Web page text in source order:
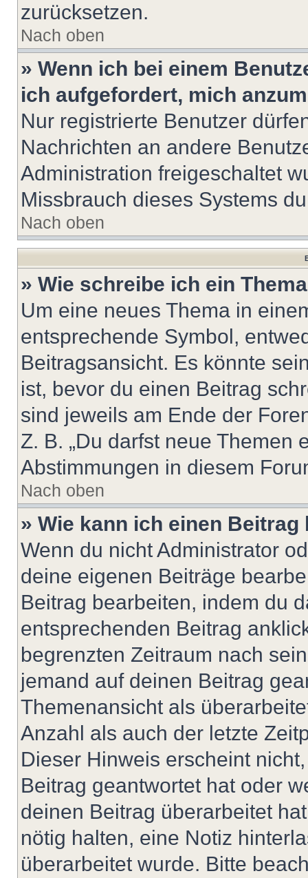
zurücksetzen.
Nach oben
» Wenn ich bei einem
ich aufgefordert, mich
Nur registrierte Benutzer
Nachrichten an andere
Administration freigeschaltet
Missbrauch dieses Systems
Nach oben
» Wie schreibe ich ein
Um eine neues Thema in
entsprechende Symbol,
Beitragsansicht. Es könnte
ist, bevor du einen Beitrag
sind jeweils am Ende der
Z. B. „Du darfst neue Themen
Abstimmungen in diesem
Nach oben
» Wie kann ich einen
Wenn du nicht Administrator
deine eigenen Beiträge
Beitrag bearbeiten, indem du
entsprechenden Beitrag
begrenzten Zeitraum nach
jemand auf deinen Beitrag
Themenansicht als
Anzahl als auch der letzte
Dieser Hinweis erscheint
Beitrag geantwortet hat oder
deinen Beitrag überarbeitet
nötig halten, eine Notiz
überarbeitet wurde. Bitte